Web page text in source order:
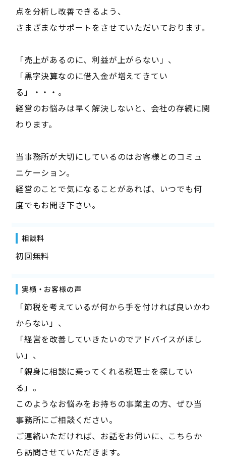
点を分析し改善できるよう、
さまざまなサポートをさせていただいております。
「売上があるのに、利益が上がらない」、
「黒字決算なのに借入金が増えてきてい
る」・・・。
経営のお悩みは早く解決しないと、会社の存続に関
わります。
当事務所が大切にしているのはお客様とのコミュ
ニケーション。
経営のことで気になることがあれば、いつでも何
度でもお聞き下さい。
相談料
初回無料
実績・お客様の声
「節税を考えているが何から手を付ければ良いかわ
からない」、
「経営を改善していきたいのでアドバイスがほし
い」、
「親身に相談に乗ってくれる税理士を探してい
る」。
このようなお悩みをお持ちの事業主の方、ぜひ当
事務所にご相談ください。
ご連絡いただければ、お話をお伺いに、こちらか
ら訪問させていただきます。